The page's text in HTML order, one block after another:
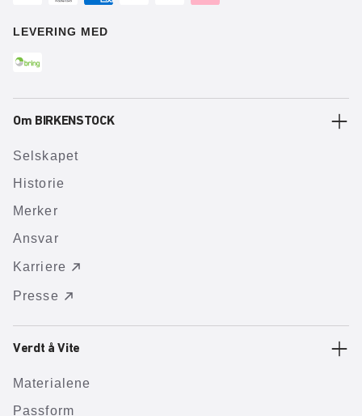
LEVERING MED
Om BIRKENSTOCK
Selskapet
Historie
Merker
Ansvar
Karriere
Presse
Verdt å Vite
Materialene
Passform